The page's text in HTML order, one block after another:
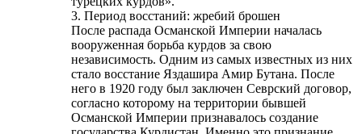
3. Период восстаний: жребий брошен
После распада Османской Империи началась
вооруженная борьба курдов за свою
независимость. Одним из самых известных из них
стало восстание Яздашира Амир Бутана. После
него в 1920 году был заключен Севрский договор,
согласно которому на территории бывшей
Османской Империи признавалось создание